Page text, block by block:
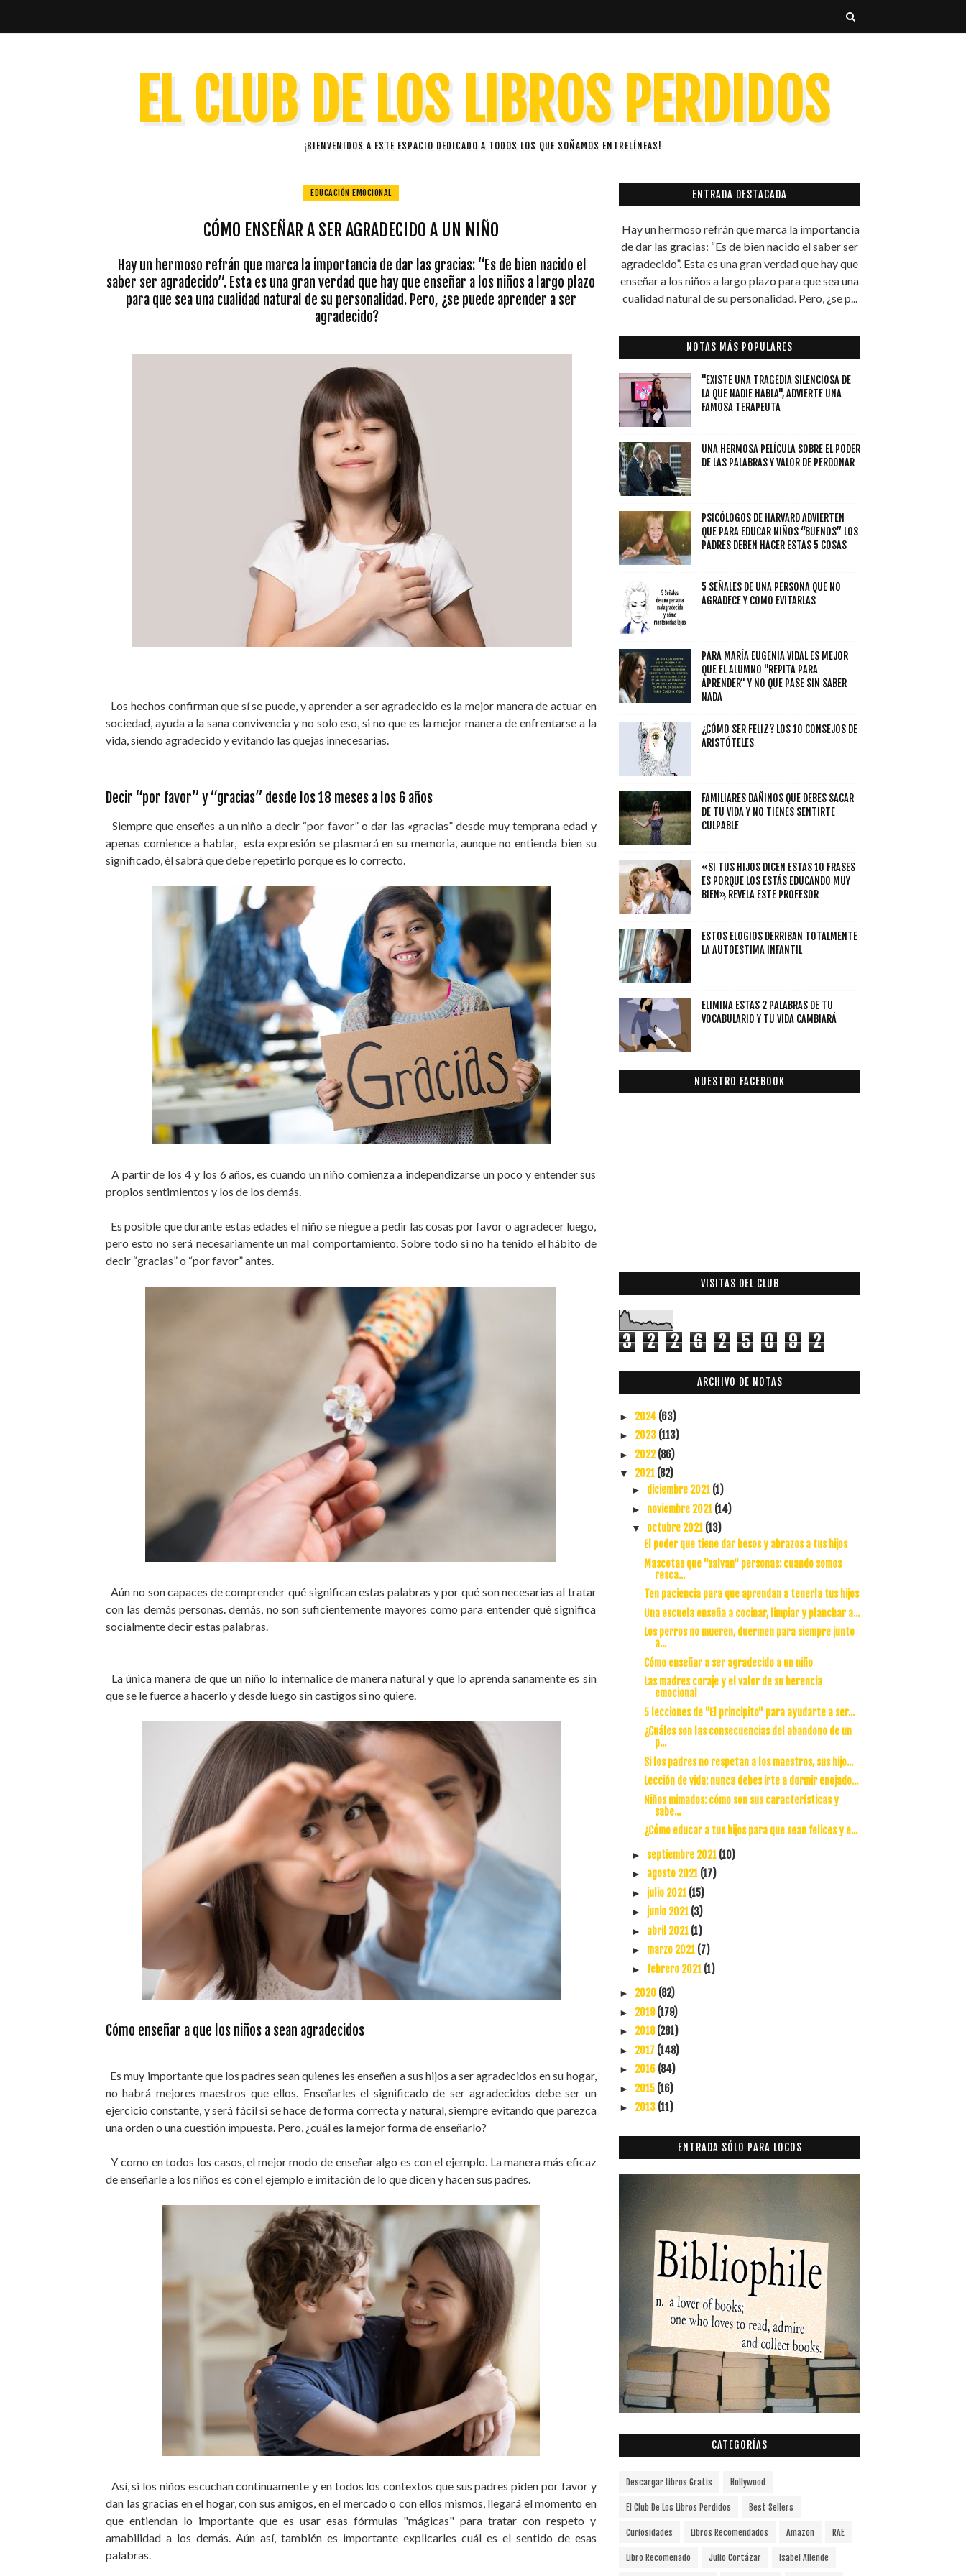
EL CLUB DE LOS LIBROS PERDIDOS
¡BIENVENIDOS A ESTE ESPACIO DEDICADO A TODOS LOS QUE SOÑAMOS ENTRELÍNEAS!
EDUCACIÓN EMOCIONAL
CÓMO ENSEÑAR A SER AGRADECIDO A UN NIÑO
Hay un hermoso refrán que marca la importancia de dar las gracias: “Es de bien nacido el
saber ser agradecido”. Esta es una gran verdad que hay que enseñar a los niños a largo plazo
para que sea una cualidad natural de su personalidad. Pero, ¿se puede aprender a ser
agradecido?
Los hechos confirman que sí se puede, y aprender a ser agradecido es la mejor manera de actuar en
sociedad, ayuda a la sana convivencia y no solo eso, si no que es la mejor manera de enfrentarse a la
vida, siendo agradecido y evitando las quejas innecesarias.
Decir “por favor” y “gracias” desde los 18 meses a los 6 años
Siempre que enseñes a un niño a decir “por favor” o dar las «gracias” desde muy temprana edad y
apenas comience a hablar, esta expresión se plasmará en su memoria, aunque no entienda bien su
significado, él sabrá que debe repetirlo porque es lo correcto.
A partir de los 4 y los 6 años, es cuando un niño comienza a independizarse un poco y entender sus
propios sentimientos y los de los demás.
Es posible que durante estas edades el niño se niegue a pedir las cosas por favor o agradecer luego,
pero esto no será necesariamente un mal comportamiento. Sobre todo si no ha tenido el hábito de
decir “gracias” o “por favor” antes.
Aún no son capaces de comprender qué significan estas palabras y por qué son necesarias al tratar
con las demás personas. demás, no son suficientemente mayores como para entender qué significa
socialmente decir estas palabras.
La única manera de que un niño lo internalice de manera natural y que lo aprenda sanamente es sin
que se le fuerce a hacerlo y desde luego sin castigos si no quiere.
Cómo enseñar a que los niños a sean agradecidos
Es muy importante que los padres sean quienes les enseñen a sus hijos a ser agradecidos en su hogar,
no habrá mejores maestros que ellos. Enseñarles el significado de ser agradecidos debe ser un
ejercicio constante, y será fácil si se hace de forma correcta y natural, siempre evitando que parezca
una orden o una cuestión impuesta. Pero, ¿cuál es la mejor forma de enseñarlo?
Y como en todos los casos, el mejor modo de enseñar algo es con el ejemplo. La manera más eficaz
de enseñarle a los niños es con el ejemplo e imitación de lo que dicen y hacen sus padres.
Así, si los niños escuchan continuamente y en todos los contextos que sus padres piden por favor y
dan las gracias en el hogar, con sus amigos, en el mercado o con ellos mismos, llegará el momento en
que entiendan lo importante que es usar esas fórmulas "mágicas" para tratar con respeto y
amabilidad a los demás. Aún así, también es importante explicarles cuál es el sentido de esas
palabras.
ENTRADA DESTACADA
Hay un hermoso refrán que marca la importancia
de dar las gracias: “Es de bien nacido el saber ser
agradecido”. Esta es una gran verdad que hay que
enseñar a los niños a largo plazo para que sea una
cualidad natural de su personalidad. Pero, ¿se p...
NOTAS MÁS POPULARES
"EXISTE UNA TRAGEDIA SILENCIOSA DE
LA QUE NADIE HABLA", ADVIERTE UNA
FAMOSA TERAPEUTA
UNA HERMOSA PELÍCULA SOBRE EL PODER
DE LAS PALABRAS Y VALOR DE PERDONAR
PSICÓLOGOS DE HARVARD ADVIERTEN
QUE PARA EDUCAR NIÑOS “BUENOS” LOS
PADRES DEBEN HACER ESTAS 5 COSAS
5 SEÑALES DE UNA PERSONA QUE NO
AGRADECE Y COMO EVITARLAS
PARA MARÍA EUGENIA VIDAL ES MEJOR
QUE EL ALUMNO "REPITA PARA
APRENDER" Y NO QUE PASE SIN SABER
NADA
¿CÓMO SER FELIZ? LOS 10 CONSEJOS DE
ARISTÓTELES
FAMILIARES DAÑINOS QUE DEBES SACAR
DE TU VIDA Y NO TIENES SENTIRTE
CULPABLE
«SI TUS HIJOS DICEN ESTAS 10 FRASES
ES PORQUE LOS ESTÁS EDUCANDO MUY
BIEN», REVELA ESTE PROFESOR
ESTOS ELOGIOS DERRIBAN TOTALMENTE
LA AUTOESTIMA INFANTIL
ELIMINA ESTAS 2 PALABRAS DE TU
VOCABULARIO Y TU VIDA CAMBIARÁ
NUESTRO FACEBOOK
VISITAS DEL CLUB
3 2 2 6 2 5 0 9
2
ARCHIVO DE NOTAS
► 2024 (63)
► 2023 (113)
► 2022(86)
▼ 2021 (82)
► diciembre 2021 (1)
► noviembre 2021 (14)
▼ octubre 2021 (13)
El poder que tiene dar besos y abrazos a tus hijos
Mascotas que "salvan" personas: cuando somos
resca...
Ten paciencia para que aprendan a tenerla tus hijos
Una escuela enseña a cocinar, limpiar y planchar a...
Los perros no mueren, duermen para siempre junto
a...
Cómo enseñar a ser agradecido a un niño
Las madres coraje y el valor de su herencia
emocional
5 lecciones de "El principito" para ayudarte a ser...
¿Cuáles son las consecuencias del abandono de un
p...
Si los padres no respetan a los maestros, sus hijo...
Lección de vida: nunca debes irte a dormir enojado...
Niños mimados: cómo son sus características y
sabe...
¿Cómo educar a tus hijos para que sean felices y e...
► septiembre 2021 (10)
► agosto 2021 (17)
► julio 2021 (15)
► junio 2021 (3)
► abril 2021 (1)
► marzo 2021 (7)
► febrero 2021 (1)
► 2020 (82)
► 2019(179)
► 2018(281)
► 2017 (148)
► 2016 (84)
► 2015 (16)
► 2013 (11)
ENTRADA SÓLO PARA LOCOS
CATEGORÍAS
Descargar Libros Gratis Hollywood
El Club De Los Libros Perdidos Best Sellers
Curiosidades Libros Recomendados Amazon RAE
Libro Recomenado Julio Cortázar Isabel Allende